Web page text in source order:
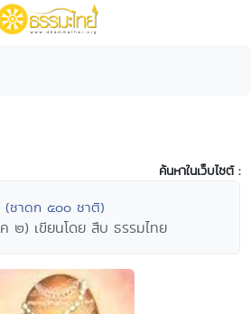
ค้นหาในเว็บไซต์ :
(ชาดก ๕๐๐ ชาติ)
๒) เขียนโดย สืบ ธรรมไทย